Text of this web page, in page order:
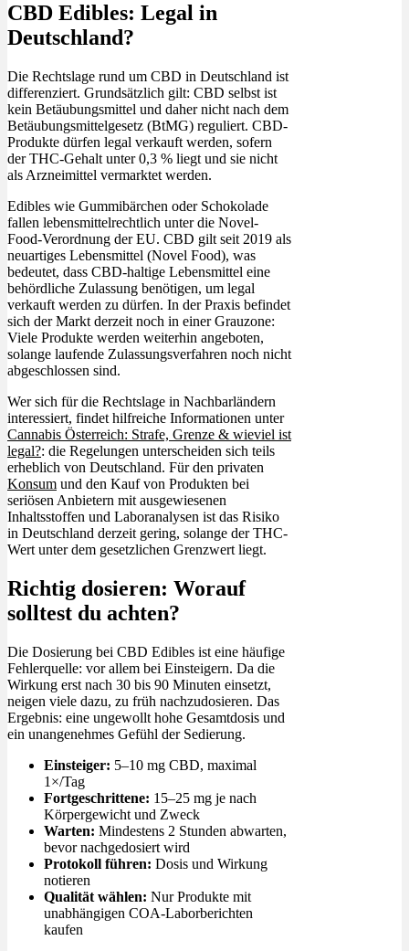
CBD Edibles: Legal in
Deutschland?
Die Rechtslage rund um CBD in Deutschland ist
differenziert. Grundsätzlich gilt: CBD selbst ist
kein Betäubungsmittel und daher nicht nach dem
Betäubungsmittelgesetz (BtMG) reguliert. CBD-
Produkte dürfen legal verkauft werden, sofern
der THC-Gehalt unter 0,3 % liegt und sie nicht
als Arzneimittel vermarktet werden.
Edibles wie Gummibärchen oder Schokolade
fallen lebensmittelrechtlich unter die Novel-
Food-Verordnung der EU. CBD gilt seit 2019 als
neuartiges Lebensmittel (Novel Food), was
bedeutet, dass CBD-haltige Lebensmittel eine
behördliche Zulassung benötigen, um legal
verkauft werden zu dürfen. In der Praxis befindet
sich der Markt derzeit noch in einer Grauzone:
Viele Produkte werden weiterhin angeboten,
solange laufende Zulassungsverfahren noch nicht
abgeschlossen sind.
Wer sich für die Rechtslage in Nachbarländern
interessiert, findet hilfreiche Informationen unter
Cannabis Österreich: Strafe, Grenze & wieviel ist
legal?: die Regelungen unterscheiden sich teils
erheblich von Deutschland. Für den privaten
Konsum und den Kauf von Produkten bei
seriösen Anbietern mit ausgewiesenen
Inhaltsstoffen und Laboranalysen ist das Risiko
in Deutschland derzeit gering, solange der THC-
Wert unter dem gesetzlichen Grenzwert liegt.
Richtig dosieren: Worauf
solltest du achten?
Die Dosierung bei CBD Edibles ist eine häufige
Fehlerquelle: vor allem bei Einsteigern. Da die
Wirkung erst nach 30 bis 90 Minuten einsetzt,
neigen viele dazu, zu früh nachzudosieren. Das
Ergebnis: eine ungewollt hohe Gesamtdosis und
ein unangenehmes Gefühl der Sedierung.
Einsteiger: 5–10 mg CBD, maximal
1×/Tag
Fortgeschrittene: 15–25 mg je nach
Körpergewicht und Zweck
Warten: Mindestens 2 Stunden abwarten,
bevor nachgedosiert wird
Protokoll führen: Dosis und Wirkung
notieren
Qualität wählen: Nur Produkte mit
unabhängigen COA-Laborberichten
kaufen